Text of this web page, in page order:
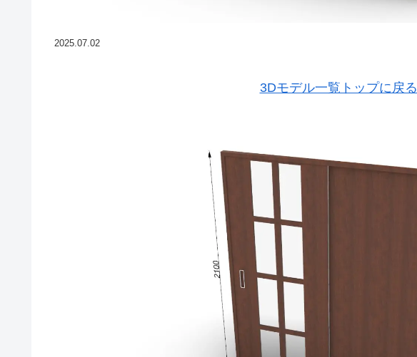
2025.07.02
3Dモデル一覧トップに戻る